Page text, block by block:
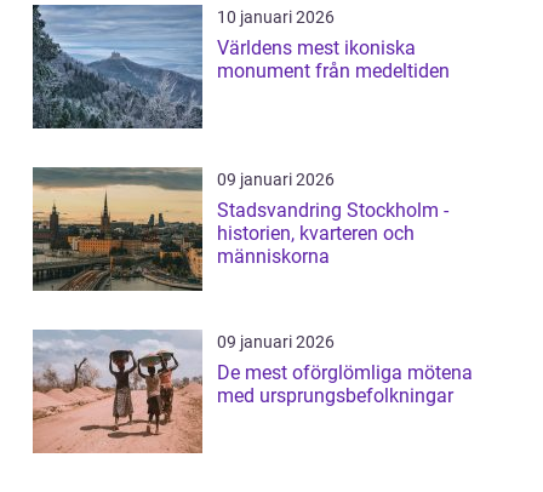
10 januari 2026
Världens mest ikoniska
monument från medeltiden
09 januari 2026
Stadsvandring Stockholm -
historien, kvarteren och
människorna
09 januari 2026
De mest oförglömliga mötena
med ursprungsbefolkningar